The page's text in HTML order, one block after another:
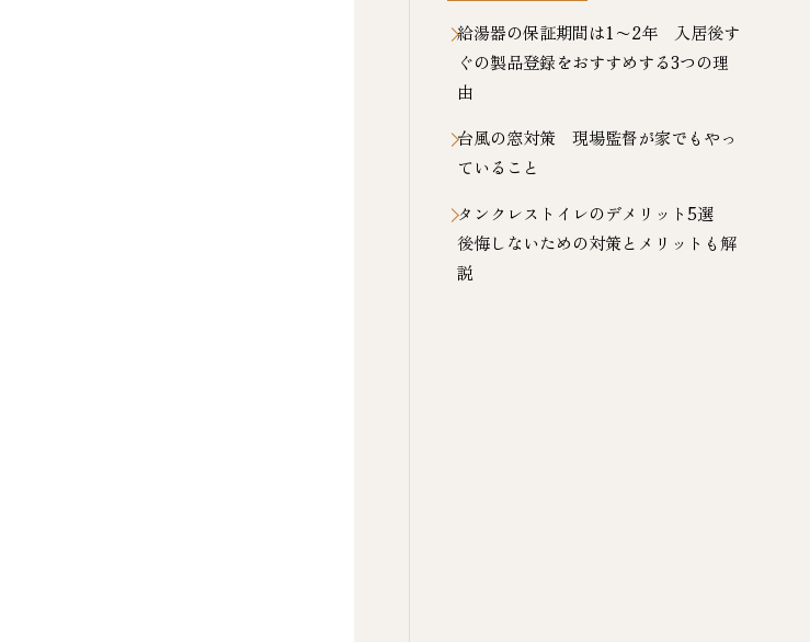
給湯器の保証期間は1〜2年 入居後す
ぐの製品登録をおすすめする3つの理
由
台風の窓対策 現場監督が家でもやっ
ていること
タンクレストイレのデメリット5選
後悔しないための対策とメリットも解
説